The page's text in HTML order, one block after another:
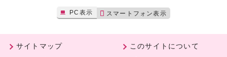
PC表示 スマートフォン表示
サイトマップ
このサイトについて